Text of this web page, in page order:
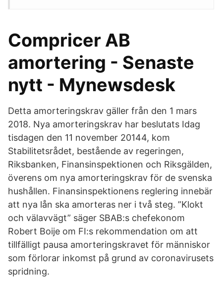
Compricer AB
amortering - Senaste
nytt - Mynewsdesk
Detta amorteringskrav gäller från den 1 mars
2018. Nya amorteringskrav har beslutats Idag
tisdagen den 11 november 20144, kom
Stabilitetsrådet, bestående av regeringen,
Riksbanken, Finansinspektionen och Riksgälden,
överens om nya amorteringskrav för de svenska
hushållen. Finansinspektionens reglering innebär
att nya lån ska amorteras ner i två steg. ”Klokt
och välavvägt” säger SBAB:s chefekonom
Robert Boije om FI:s rekommendation om att
tillfälligt pausa amorteringskravet för människor
som förlorar inkomst på grund av coronavirusets
spridning.